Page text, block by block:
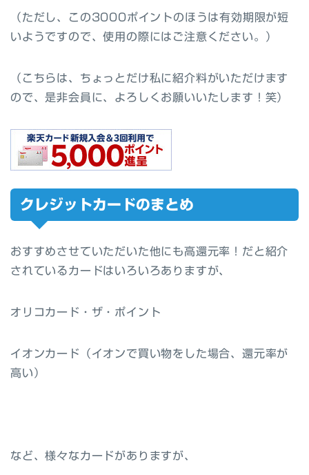
（ただし、この3000ポイントのほうは有効期限が短
いようですので、使用の際にはご注意ください。）
（こちらは、ちょっとだけ私に紹介料がいただけます
ので、是非会員に、よろしくお願いいたします！笑）
クレジットカードのまとめ
おすすめさせていただいた他にも高還元率！だと紹介
されているカードはいろいろありますが、
オリコカード・ザ・ポイント
イオンカード（イオンで買い物をした場合、還元率が
高い）
など、様々なカードがありますが、